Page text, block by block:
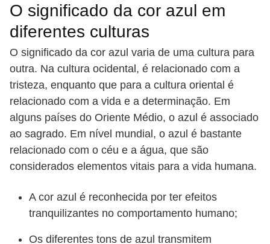
O significado da cor azul em
diferentes culturas
O significado da cor azul varia de uma cultura para
outra. Na cultura ocidental, é relacionado com a
tristeza, enquanto que para a cultura oriental é
relacionado com a vida e a determinação. Em
alguns países do Oriente Médio, o azul é associado
ao sagrado. Em nível mundial, o azul é bastante
relacionado com o céu e a água, que são
considerados elementos vitais para a vida humana.
A cor azul é reconhecida por ter efeitos
tranquilizantes no comportamento humano;
Os diferentes tons de azul transmitem